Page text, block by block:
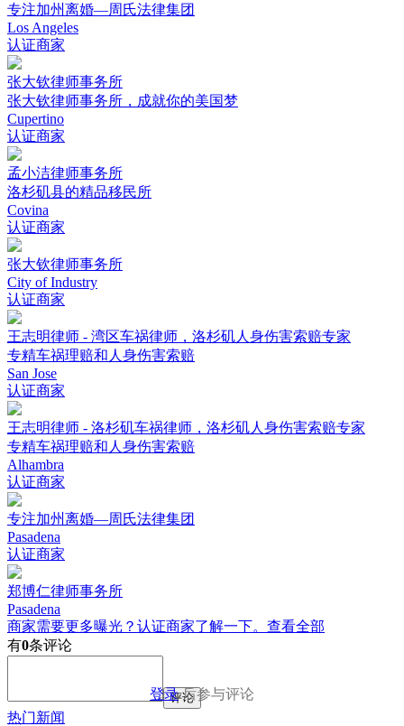
专注加州离婚—周氏法律集团
Los Angeles
认证商家
张大钦律师事务所
张大钦律师事务所，成就你的美国梦
Cupertino
认证商家
孟小洁律师事务所
洛杉矶县的精品移民所
Covina
认证商家
张大钦律师事务所
City of Industry
认证商家
王志明律师 - 湾区车祸律师，洛杉矶人身伤害索赔专家
专精车祸理赔和人身伤害索赔
San Jose
认证商家
王志明律师 - 洛杉矶车祸律师，洛杉矶人身伤害索赔专家
专精车祸理赔和人身伤害索赔
Alhambra
认证商家
专注加州离婚—周氏法律集团
Pasadena
认证商家
郑博仁律师事务所
Pasadena
商家需要更多曝光？认证商家了解一下。 查看全部
有0条评论
登录后参与评论
评论
热门新闻